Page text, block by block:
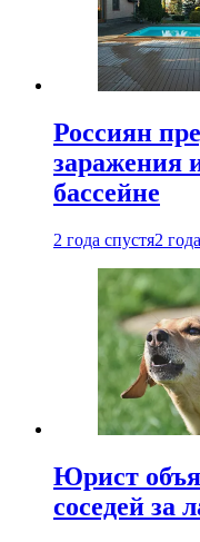
Россиян
заражения
бассейне
2 года спустя2
Юрист
соседей за